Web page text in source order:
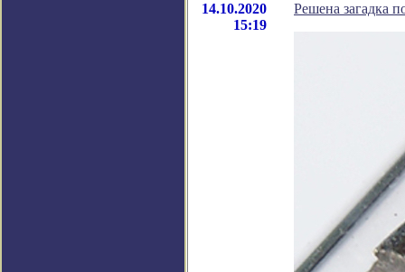
14.10.2020
15:19
Решена загадка